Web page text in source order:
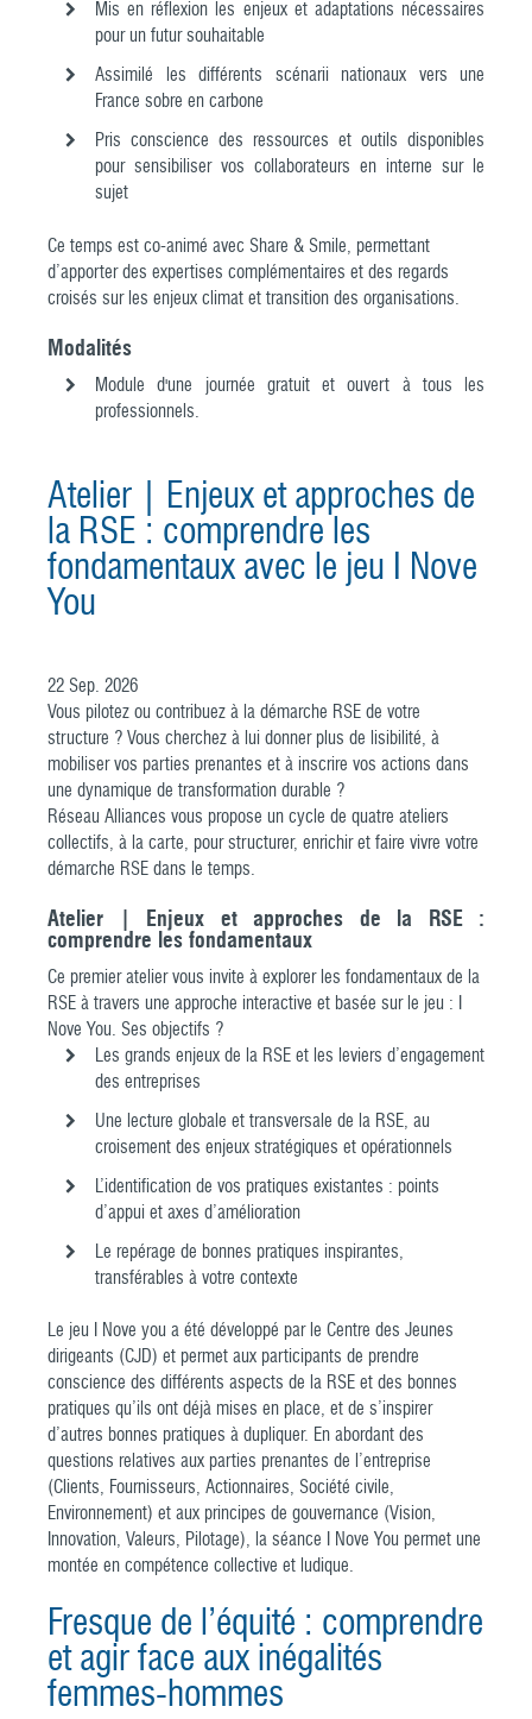
Mis en réflexion les enjeux et adaptations nécessaires
pour un futur souhaitable
Assimilé les différents scénarii nationaux vers une
France sobre en carbone
Pris conscience des ressources et outils disponibles
pour sensibiliser vos collaborateurs en interne sur le
sujet
Ce temps est co-animé avec Share & Smile, permettant
d’apporter des expertises complémentaires et des regards
croisés sur les enjeux climat et transition des organisations.
Modalités
Module d'une journée gratuit et ouvert à tous les
professionnels.
Atelier | Enjeux et approches de
la RSE : comprendre les
fondamentaux avec le jeu I Nove
You
22 Sep. 2026
Vous pilotez ou contribuez à la démarche RSE de votre
structure ? Vous cherchez à lui donner plus de lisibilité, à
mobiliser vos parties prenantes et à inscrire vos actions dans
une dynamique de transformation durable ?
Réseau Alliances vous propose un cycle de quatre ateliers
collectifs, à la carte, pour structurer, enrichir et faire vivre votre
démarche RSE dans le temps.
Atelier | Enjeux et approches de la RSE :
comprendre les fondamentaux
Ce premier atelier vous invite à explorer les fondamentaux de la
RSE à travers une approche interactive et basée sur le jeu : I
Nove You. Ses objectifs ?
Les grands enjeux de la RSE et les leviers d’engagement
des entreprises
Une lecture globale et transversale de la RSE, au
croisement des enjeux stratégiques et opérationnels
L’identification de vos pratiques existantes : points
d’appui et axes d’amélioration
Le repérage de bonnes pratiques inspirantes,
transférables à votre contexte
Le jeu I Nove you a été développé par le Centre des Jeunes
dirigeants (CJD) et permet aux participants de prendre
conscience des différents aspects de la RSE et des bonnes
pratiques qu’ils ont déjà mises en place, et de s’inspirer
d’autres bonnes pratiques à dupliquer. En abordant des
questions relatives aux parties prenantes de l’entreprise
(Clients, Fournisseurs, Actionnaires, Société civile,
Environnement) et aux principes de gouvernance (Vision,
Innovation, Valeurs, Pilotage), la séance I Nove You permet une
montée en compétence collective et ludique.
Fresque de l’équité : comprendre
et agir face aux inégalités
femmes-hommes